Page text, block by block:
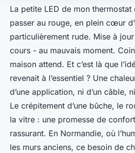
La petite LED de mon
passer au rouge, en plein cœur
particulièrement rude. Mise à
cours - au mauvais moment.
maison attend. Et c’est là que
revenait à l’essentiel ? Une
d’une application, ni d’un câble,
Le crépitement d’une bûche, le
la vitre : une promesse de
rassurant. En Normandie, où
les murs anciens, ce besoin de